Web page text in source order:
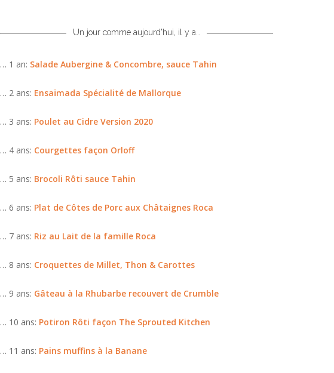
Un jour comme aujourd'hui, il y a…
… 1 an: Salade Aubergine & Concombre, sauce Tahin
… 2 ans: Ensaïmada Spécialité de Mallorque
… 3 ans: Poulet au Cidre Version 2020
… 4 ans: Courgettes façon Orloff
… 5 ans: Brocoli Rôti sauce Tahin
… 6 ans: Plat de Côtes de Porc aux Châtaignes Roca
… 7 ans: Riz au Lait de la famille Roca
… 8 ans: Croquettes de Millet, Thon & Carottes
… 9 ans: Gâteau à la Rhubarbe recouvert de Crumble
… 10 ans: Potiron Rôti façon The Sprouted Kitchen
… 11 ans: Pains muffins à la Banane